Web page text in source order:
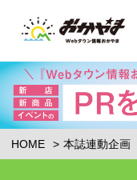
HOME 本誌連動企画